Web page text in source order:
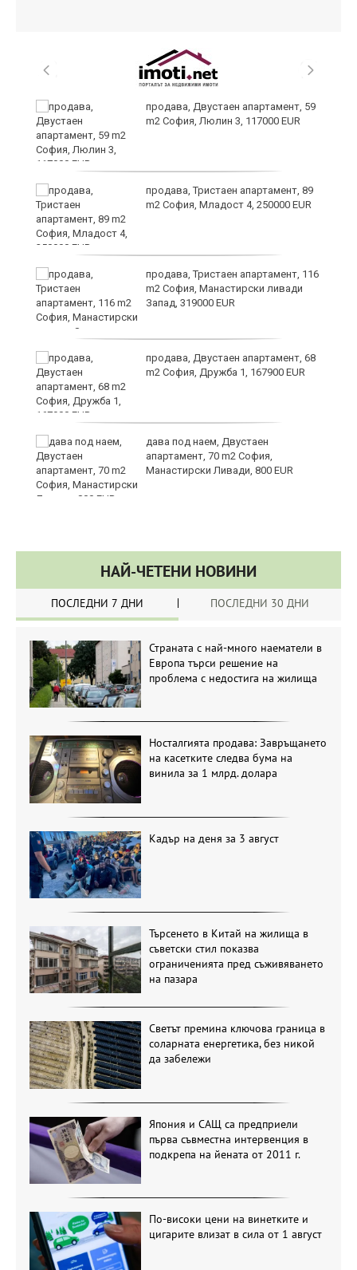
продава, Двустаен апартамент, 59
m2 София, Люлин 3, 117000 EUR
продава, Тристаен апартамент, 89
m2 София, Младост 4, 250000 EUR
продава, Тристаен апартамент, 116
m2 София, Манастирски ливади
Запад, 319000 EUR
продава, Двустаен апартамент, 68
m2 София, Дружба 1, 167900 EUR
дава под наем, Двустаен
апартамент, 70 m2 София,
Манастирски Ливади, 800 EUR
НАЙ-ЧЕТЕНИ НОВИНИ
ПОСЛЕДНИ 7 ДНИ ПОСЛЕДНИ 30 ДНИ
Страната с най-много наематели в
Европа търси решение на
проблема с недостига на жилища
Носталгията продава: Завръщането
на касетките следва бума на
винила за 1 млрд. долара
Кадър на деня за 3 август
Търсенето в Китай на жилища в
съветски стил показва
ограниченията пред съживяването
на пазара
Светът премина ключова граница в
соларната енергетика, без никой
да забележи
Япония и САЩ са предприели
първа съвместна интервенция в
подкрепа на йената от 2011 г.
По-високи цени на винетките и
цигарите влизат в сила от 1 август